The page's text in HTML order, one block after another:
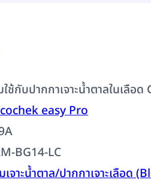
ใช้กับปากกาเจาะน้ำตาลในเลื
easy Pro
BG14-LC
เจาะน้ำตาล/ปากกาเจาะเลือ